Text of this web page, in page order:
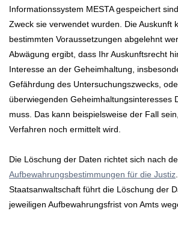
Informationssystem MESTA gespeichert
Zweck sie verwendet wurden. Die Auskunft
bestimmten Voraussetzungen abgelehnt
Abwägung ergibt, dass Ihr Auskunftsrecht
Interesse an der Geheimhaltung,
Gefährdung des Untersuchungszwecks,
überwiegenden Geheimhaltungsinteresses
muss. Das kann beispielsweise der Fall
Verfahren noch ermittelt wird.
Die Löschung der Daten richtet sich nach
Aufbewahrungsbestimmungen für die Justiz
Staatsanwaltschaft führt die Löschung der
jeweiligen Aufbewahrungsfrist von Amts